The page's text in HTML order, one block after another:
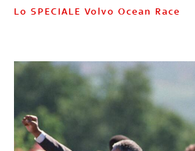
Lo SPECIALE Volvo Ocean Race